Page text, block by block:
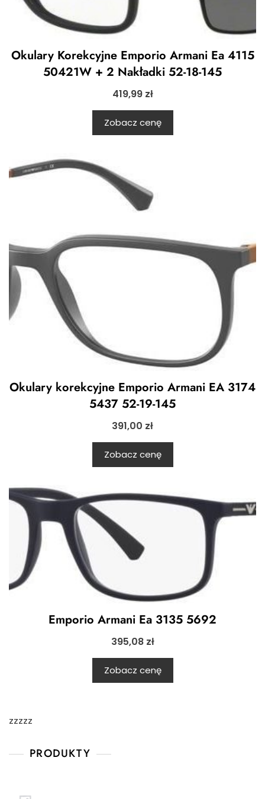
Okulary Korekcyjne Emporio Armani Ea 4115
50421W + 2 Nakładki 52-18-145
419,99 zł
Zobacz cenę
Okulary korekcyjne Emporio Armani EA 3174
5437 52-19-145
391,00 zł
Zobacz cenę
Emporio Armani Ea 3135 5692
395,08 zł
Zobacz cenę
zzzzz
PRODUKTY